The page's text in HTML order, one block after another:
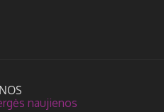
naujienos